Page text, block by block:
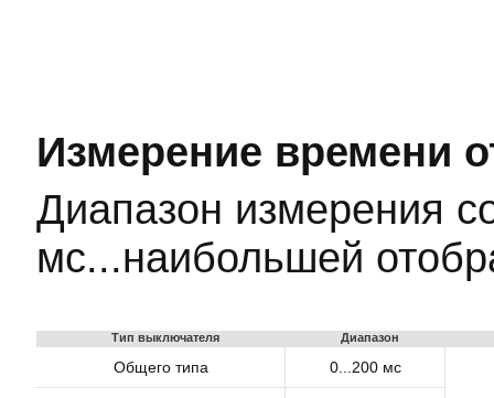
Измерение времени
Диапазон измерения
мс...наибольшей
Тип выключателя Диапазон
Общего типа 0...200 мс